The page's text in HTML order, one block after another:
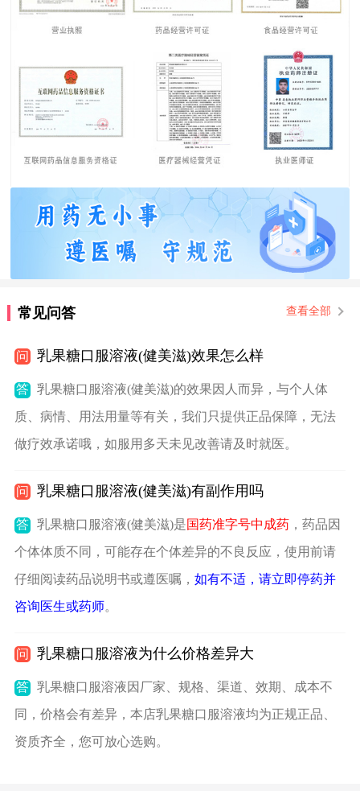
常见问答 查看全部
问 乳果糖口服溶液(健美滋)效果怎么样
答 乳果糖口服溶液(健美滋)的效果因人而异，与个人体
质、病情、用法用量等有关，我们只提供正品保障，无法
做疗效承诺哦，如服用多天未见改善请及时就医。
问 乳果糖口服溶液(健美滋)有副作用吗
答 乳果糖口服溶液(健美滋)是国药准字号中成药，药品因
个体体质不同，可能存在个体差异的不良反应，使用前请
仔细阅读药品说明书或遵医嘱， 如有不适，请立即停药并
咨询医生或药师。
问 乳果糖口服溶液为什么价格差异大
答 乳果糖口服溶液因厂家、规格、渠道、效期、成本不
同，价格会有差异，本店乳果糖口服溶液均为正规正品、
资质齐全，您可放心选购。